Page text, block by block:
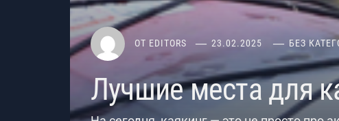
ОТ EDITORS 23.02.2025 БЕЗ
Лучшие места для